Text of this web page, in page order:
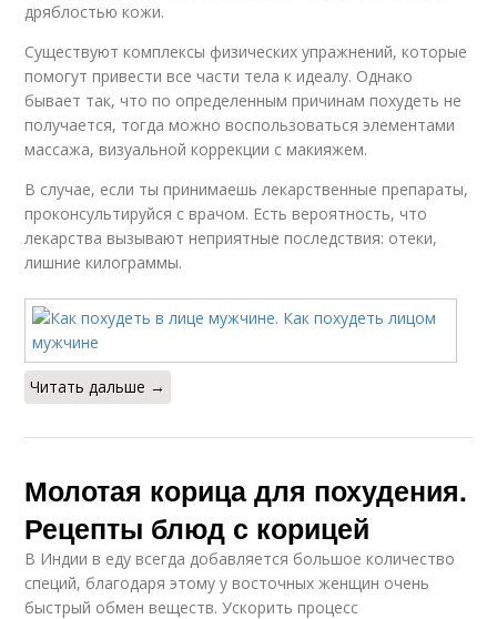
дряблостью кожи.
Существуют комплексы физических упражнений, которые
помогут привести все части тела к идеалу. Однако
бывает так, что по определенным причинам похудеть не
получается, тогда можно воспользоваться элементами
массажа, визуальной коррекции с макияжем.
В случае, если ты принимаешь лекарственные препараты,
проконсультируйся с врачом. Есть вероятность, что
лекарства вызывают неприятные последствия: отеки,
лишние килограммы.
Читать дальше →
Молотая корица для похудения.
Рецепты блюд с корицей
В Индии в еду всегда добавляется большое количество
специй, благодаря этому у восточных женщин очень
быстрый обмен веществ. Ускорить процесс